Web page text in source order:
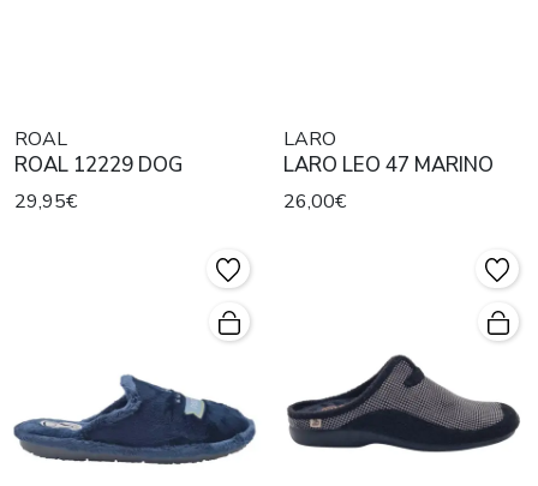
ROAL
ROAL 12229 DOG
29,95€
LARO
LARO LEO 47 MARINO
26,00€